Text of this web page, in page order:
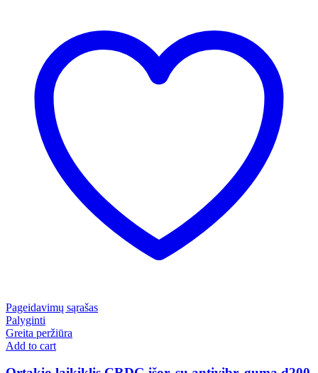
Pageidavimų sąrašas
Palyginti
Greita peržiūra
Add to cart